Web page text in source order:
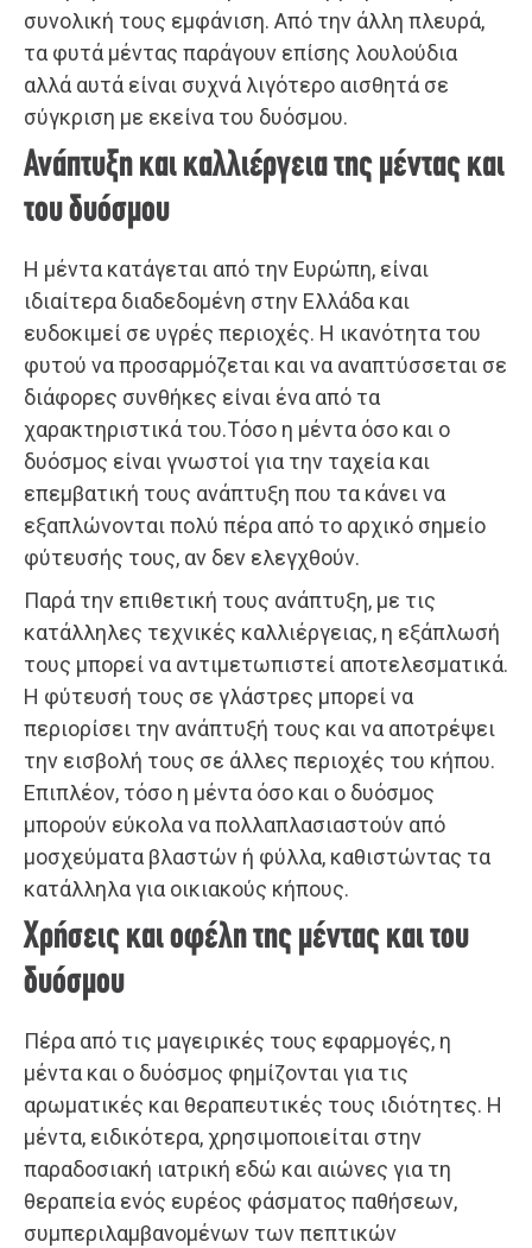
συνολική τους εμφάνιση. Από την άλλη πλευρά,
τα φυτά μέντας παράγουν επίσης λουλούδια
αλλά αυτά είναι συχνά λιγότερο αισθητά σε
σύγκριση με εκείνα του δυόσμου.
Ανάπτυξη και καλλιέργεια της μέντας και
του δυόσμου
Η μέντα κατάγεται από την Ευρώπη, είναι
ιδιαίτερα διαδεδομένη στην Ελλάδα και
ευδοκιμεί σε υγρές περιοχές. Η ικανότητα του
φυτού να προσαρμόζεται και να αναπτύσσεται σε
διάφορες συνθήκες είναι ένα από τα
χαρακτηριστικά του.Τόσο η μέντα όσο και ο
δυόσμος είναι γνωστοί για την ταχεία και
επεμβατική τους ανάπτυξη που τα κάνει να
εξαπλώνονται πολύ πέρα από το αρχικό σημείο
φύτευσής τους, αν δεν ελεγχθούν.
Παρά την επιθετική τους ανάπτυξη, με τις
κατάλληλες τεχνικές καλλιέργειας, η εξάπλωσή
τους μπορεί να αντιμετωπιστεί αποτελεσματικά.
Η φύτευσή τους σε γλάστρες μπορεί να
περιορίσει την ανάπτυξή τους και να αποτρέψει
την εισβολή τους σε άλλες περιοχές του κήπου.
Επιπλέον, τόσο η μέντα όσο και ο δυόσμος
μπορούν εύκολα να πολλαπλασιαστούν από
μοσχεύματα βλαστών ή φύλλα, καθιστώντας τα
κατάλληλα για οικιακούς κήπους.
Χρήσεις και οφέλη της μέντας και του
δυόσμου
Πέρα από τις μαγειρικές τους εφαρμογές, η
μέντα και ο δυόσμος φημίζονται για τις
αρωματικές και θεραπευτικές τους ιδιότητες. Η
μέντα, ειδικότερα, χρησιμοποιείται στην
παραδοσιακή ιατρική εδώ και αιώνες για τη
θεραπεία ενός ευρέος φάσματος παθήσεων,
συμπεριλαμβανομένων των πεπτικών